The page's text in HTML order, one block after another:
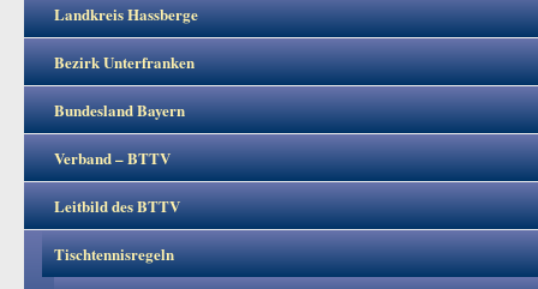
Landkreis Hassberge
Bezirk Unterfranken
Bundesland Bayern
Verband – BTTV
Leitbild des BTTV
Tischtennisregeln